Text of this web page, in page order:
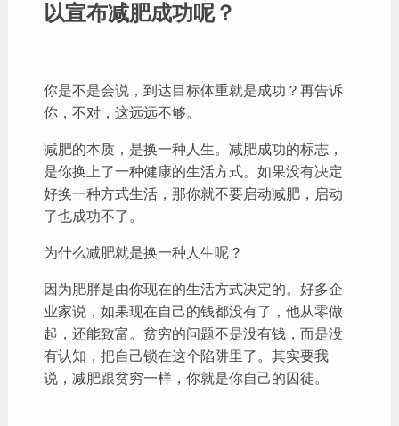
以宣布减肥成功呢？
你是不是会说，到达目标体重就是成功？再告诉
你，不对，这远远不够。
减肥的本质，是换一种人生。减肥成功的标志，
是你换上了一种健康的生活方式。如果没有决定
好换一种方式生活，那你就不要启动减肥，启动
了也成功不了。
为什么减肥就是换一种人生呢？
因为肥胖是由你现在的生活方式决定的。好多企
业家说，如果现在自己的钱都没有了，他从零做
起，还能致富。贫穷的问题不是没有钱，而是没
有认知，把自己锁在这个陷阱里了。其实要我
说，减肥跟贫穷一样，你就是你自己的囚徒。